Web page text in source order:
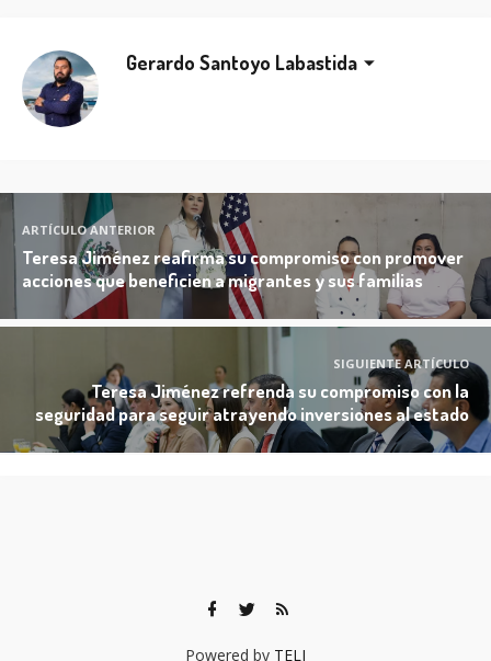
Gerardo Santoyo Labastida
ARTÍCULO ANTERIOR
Teresa Jiménez reafirma su compromiso con promover
acciones que beneficien a migrantes y sus familias
SIGUIENTE ARTÍCULO
Teresa Jiménez refrenda su compromiso con la
seguridad para seguir atrayendo inversiones al estado
Powered by TELI